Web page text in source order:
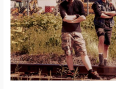
force
avec
son
nouveau
single
«
The